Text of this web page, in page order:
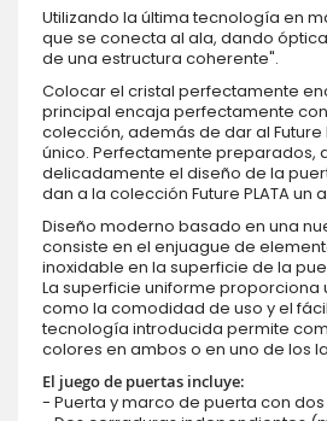
Utilizando la última tecnología en
que se conecta al ala, dando
de una estructura coherente".
Colocar el cristal perfectamente
principal encaja perfectamente
colección, además de dar al Future
único. Perfectamente preparados,
delicadamente el diseño de la
dan a la colección Future PLATA un
Diseño moderno basado en una
consiste en el enjuague de
inoxidable en la superficie de la
La superficie uniforme proporciona
como la comodidad de uso y el
tecnología introducida permite
colores en ambos o en uno de los
El juego de puertas incluye:
- Puerta y marco de puerta con dos